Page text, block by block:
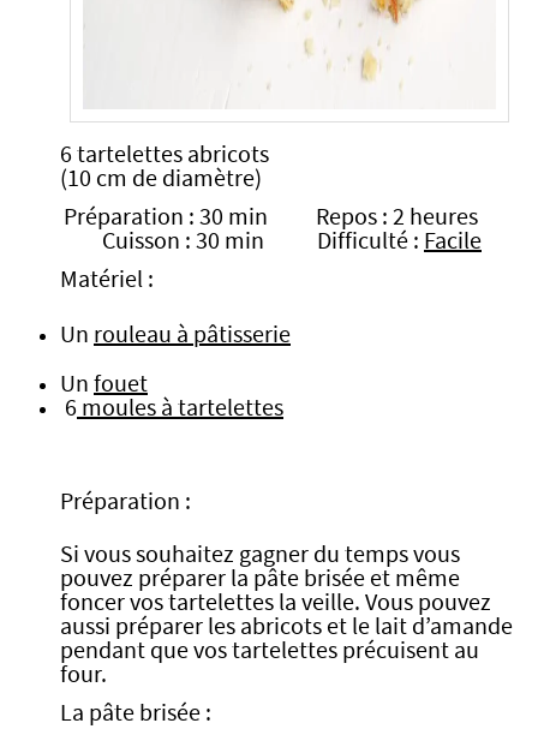
6 tartelettes abricots
(10 cm de diamètre)
Préparation : 30 min Repos : 2 heures
Cuisson : 30 min Difficulté : Facile
Matériel :
Un rouleau à pâtisserie
Un fouet
6 moules à tartelettes
Préparation :
Si vous souhaitez gagner du temps vous
pouvez préparer la pâte brisée et même
foncer vos tartelettes la veille. Vous pouvez
aussi préparer les abricots et le lait d’amande
pendant que vos tartelettes précuisent au
four.
La pâte brisée :